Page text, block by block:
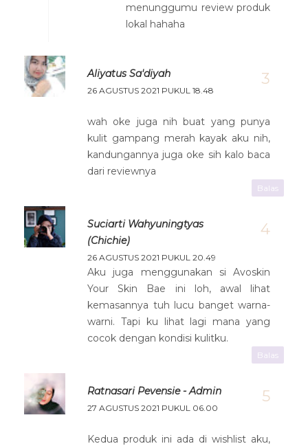
menunggumu review produk
lokal hahaha
Aliyatus Sa'diyah
26 AGUSTUS 2021 PUKUL 18.48
wah oke juga nih buat yang punya
kulit gampang merah kayak aku nih,
kandungannya juga oke sih kalo baca
dari reviewnya
Balas
Suciarti Wahyuningtyas
(Chichie)
26 AGUSTUS 2021 PUKUL 20.49
Aku juga menggunakan si Avoskin
Your Skin Bae ini loh, awal lihat
kemasannya tuh lucu banget warna-
warni. Tapi ku lihat lagi mana yang
cocok dengan kondisi kulitku.
Balas
Ratnasari Pevensie - Admin
27 AGUSTUS 2021 PUKUL 06.00
Kedua produk ini ada di wishlist aku,